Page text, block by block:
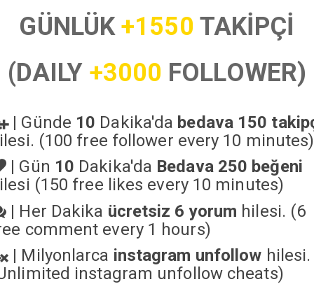
GÜNLÜK+1550 TAKİPÇİ
(DAILY +3000 FOLLOWER)
| Günde 10 Dakika'da bedava 150
(100 free follower every 10 minutes)
| Gün 10 Dakika'da Bedava 250 beğeni
(150 free likes every 10 minutes)
| Her Dakika ücretsiz 6 yorum hilesi. (6
comment every 1 hours)
| Milyonlarca instagram unfollow hilesi.
instagram unfollow cheats)